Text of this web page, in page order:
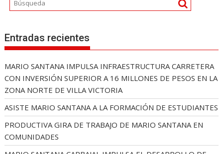
Entradas recientes
MARIO SANTANA IMPULSA INFRAESTRUCTURA CARRETERA
CON INVERSIÓN SUPERIOR A 16 MILLONES DE PESOS EN LA
ZONA NORTE DE VILLA VICTORIA
ASISTE MARIO SANTANA A LA FORMACIÓN DE ESTUDIANTES
PRODUCTIVA GIRA DE TRABAJO DE MARIO SANTANA EN
COMUNIDADES